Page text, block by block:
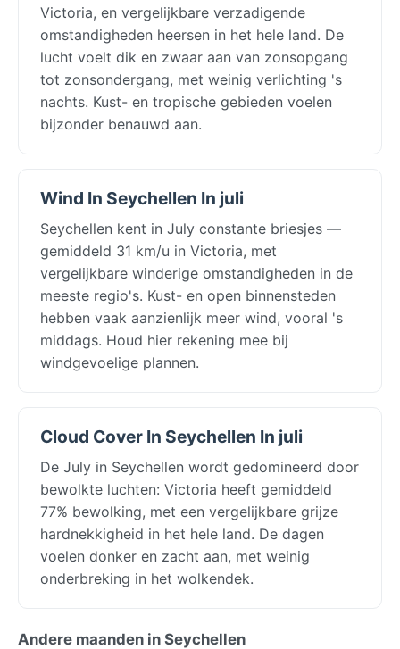
Victoria, en vergelijkbare verzadigende
omstandigheden heersen in het hele land. De
lucht voelt dik en zwaar aan van zonsopgang
tot zonsondergang, met weinig verlichting 's
nachts. Kust- en tropische gebieden voelen
bijzonder benauwd aan.
Wind In Seychellen In juli
Seychellen kent in July constante briesjes —
gemiddeld 31 km/u in Victoria, met
vergelijkbare winderige omstandigheden in de
meeste regio's. Kust- en open binnensteden
hebben vaak aanzienlijk meer wind, vooral 's
middags. Houd hier rekening mee bij
windgevoelige plannen.
Cloud Cover In Seychellen In juli
De July in Seychellen wordt gedomineerd door
bewolkte luchten: Victoria heeft gemiddeld
77% bewolking, met een vergelijkbare grijze
hardnekkigheid in het hele land. De dagen
voelen donker en zacht aan, met weinig
onderbreking in het wolkendek.
Andere maanden in Seychellen